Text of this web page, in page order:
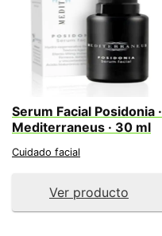
Serum Facial Posidonia ·
Mediterraneus · 30 ml
Cuidado facial
Ver producto